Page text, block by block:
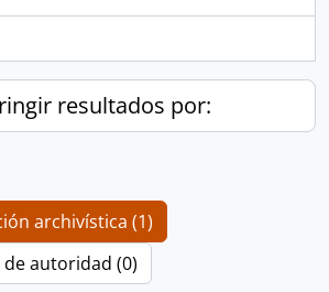
resultados por:
archivística (1)
autoridad (0)